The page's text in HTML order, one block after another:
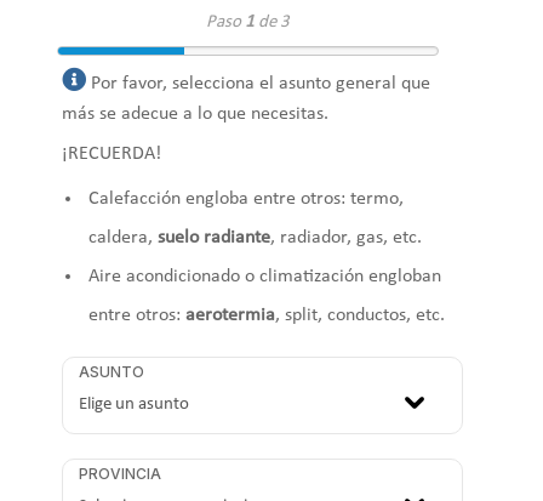
Paso 1de 3
Por favor, selecciona el asunto general que
más se adecue a lo que necesitas.
¡RECUERDA!
Calefacción engloba entre otros: termo,
caldera, suelo radiante, radiador, gas, etc.
Aire acondicionado o climatización engloban
entre otros: aerotermia, split, conductos, etc.
ASUNTO
PROVINCIA